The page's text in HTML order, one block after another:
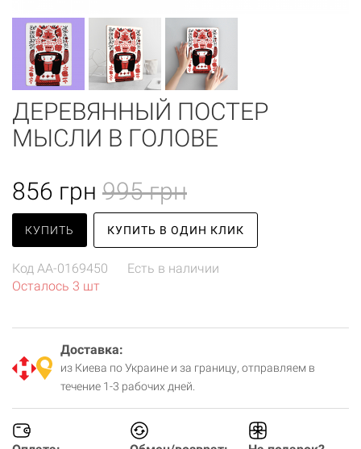
ДЕРЕВЯННЫЙ ПОСТЕР
МЫСЛИ В ГОЛОВЕ
856 грн 995 грн
КУПИТЬ КУПИТЬ В ОДИН КЛИК
Код AA-0169450
Есть в наличии
Осталось 3 шт
Доставка:
из Киева по Украине и за границу, отправляем в
течение 1-3 рабочих дней.